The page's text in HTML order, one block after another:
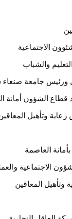
الاجتماعية
والشباب
ورئيس جامعة صنعاء
الشؤون أمانة
وتأهيل
العاصمة
الاجتماعية
وتأهيل المعاقين